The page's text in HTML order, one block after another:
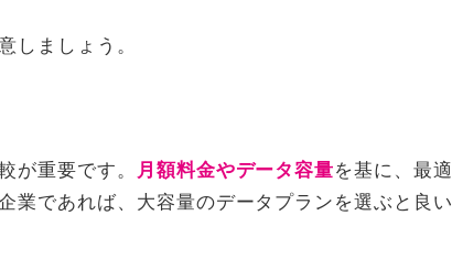
しましょう。
が重要です。 月額料金やデータ容量を基に、最適
業であれば、大容量のデータプランを選ぶと良い